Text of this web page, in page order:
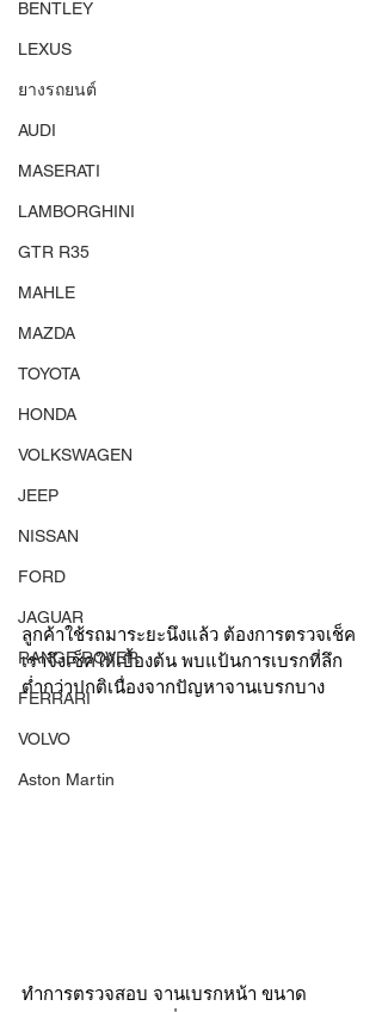
BENTLEY
LEXUS
ยางรถยนต์
AUDI
MASERATI
LAMBORGHINI
GTR R35
MAHLE
MAZDA
TOYOTA
HONDA
VOLKSWAGEN
JEEP
NISSAN
FORD
JAGUAR
RANGE ROVER
FERRARI
VOLVO
Aston Martin
ลูกค้าใช้รถมาระยะนึงแล้ว ต้องการตรวจเช็ค
เราจึงเช็คให้เบื้องต้น พบแป้นการเบรกที่ลึก
ต่ำกว่าปกติเนื่องจากปัญหาจานเบรกบาง
ทำการตรวจสอบ จานเบรกหน้า ขนาด